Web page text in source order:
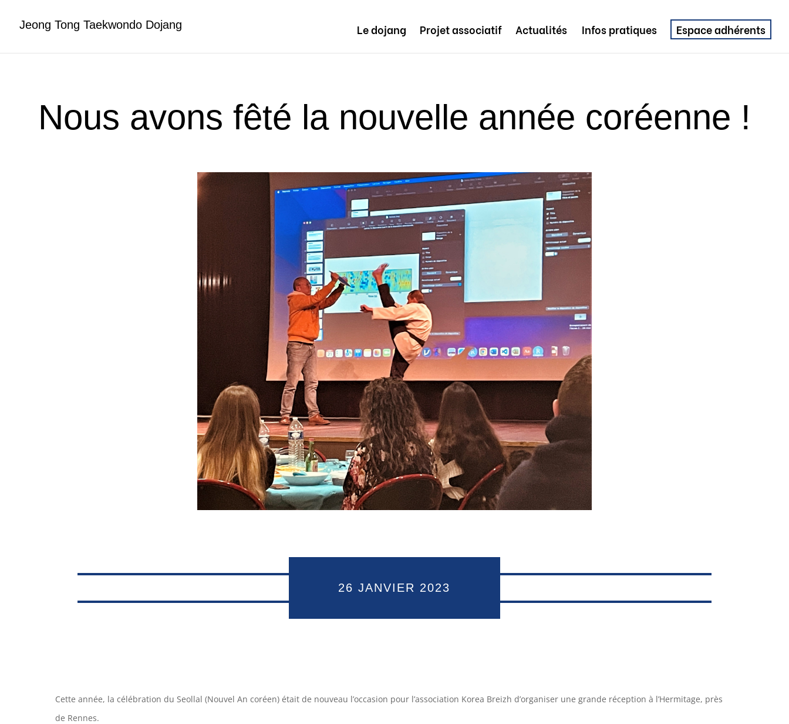
Jeong Tong Taekwondo Dojang Le dojang Projet associatif Actualités Infos pratiques Espace adhérents
Nous avons fêté la nouvelle année coréenne !
26 JANVIER 2023
Cette année, la célébration du Seollal (Nouvel An coréen) était de nouveau l’occasion pour l’association Korea Breizh d’organiser une grande réception à l’Hermitage, près
de Rennes.